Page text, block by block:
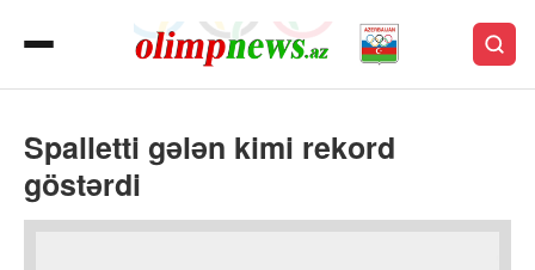
Spalletti gələn kimi rekord
göstərdi